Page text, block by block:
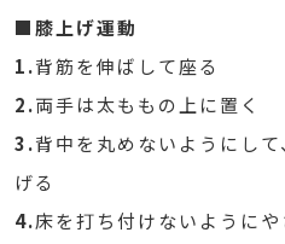
■膝上げ運動
1.背筋を伸ばして座る
2.両手は太ももの上に置く
3.背中を丸めないようにし
げる
4.床を打ち付けないように